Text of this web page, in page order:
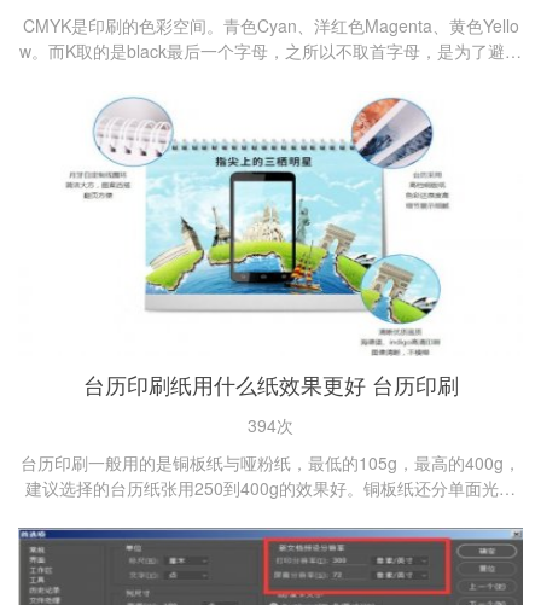
CMYK是印刷的色彩空间。青色Cyan、洋红色Magenta、黄色Yello
w。而K取的是black最后一个字母，之所以不取首字母，是为了避免
台历印刷纸用什么纸效果更好 台历印刷
394次
台历印刷一般用的是铜板纸与哑粉纸，最低的105g，最高的400g，
建议选择的台历纸张用250到400g的效果好。铜板纸还分单面光滑